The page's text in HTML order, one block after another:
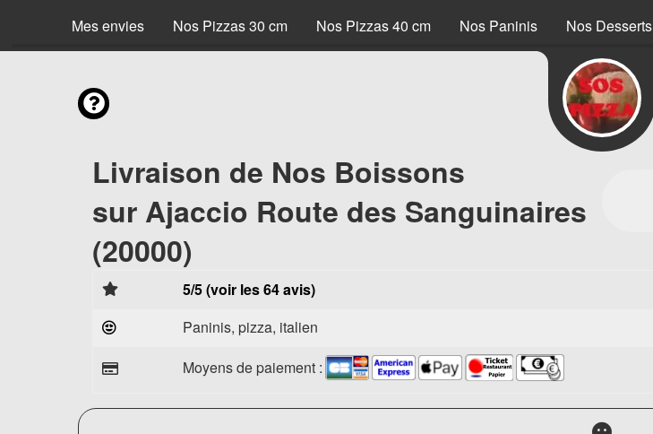
Mes envies Nos Pizzas 30 cm Nos Pizzas 40 cm Nos Paninis Nos Desserts
Livraison de Nos Boissons
sur Ajaccio Route des Sanguinaires
(20000)
5/5 (voir les 64 avis)
Paninis, pizza, italien
Moyens de paiement :